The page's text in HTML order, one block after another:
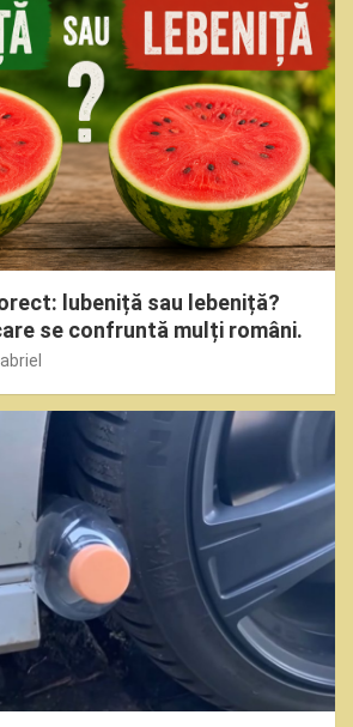
lubeniță sau lebeniță?
se confruntă mulți români.